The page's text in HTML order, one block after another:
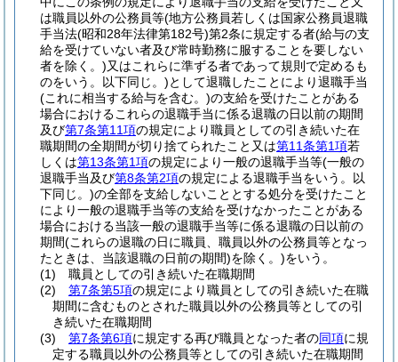
は職員以外の公務員等(地方公務員若しくは国家公務員退職
手当法(昭和28年法律第182号)第2条に規定する者(給与の支
給を受けていない者及び常時勤務に服することを要しない
者を除く。)又はこれらに準ずる者であって規則で定めるも
のをいう。以下同じ。)として退職したことにより退職手当
(これに相当する給与を含む。)の支給を受けたことがある
場合におけるこれらの退職手当に係る退職の日以前の期間
及び第7条第11項の規定により職員としての引き続いた在
職期間の全期間が切り捨てられたこと又は第11条第1項若
しくは第13条第1項の規定により一般の退職手当等(一般の
退職手当及び第8条第2項の規定による退職手当をいう。以
下同じ。)の全部を支給しないこととする処分を受けたこと
により一般の退職手当等の支給を受けなかったことがある
場合における当該一般の退職手当等に係る退職の日以前の
期間(これらの退職の日に職員、職員以外の公務員等となっ
たときは、当該退職の日前の期間)を除く。)をいう。
(1)
職員としての引き続いた在職期間
(2)
第7条第5項の規定により職員としての引き続いた在職
期間に含むものとされた職員以外の公務員等としての引
き続いた在職期間
(3)
第7条第6項に規定する再び職員となった者の同項に規
定する職員以外の公務員等としての引き続いた在職期間